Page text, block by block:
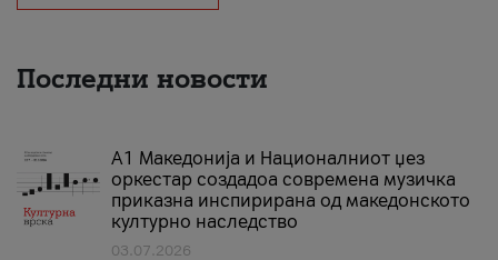
Последни новости
А1 Македонија и Националниот џез
оркестар создадоа современа музичка
приказна инспирирана од македонското
културно наследство
03.07.2026